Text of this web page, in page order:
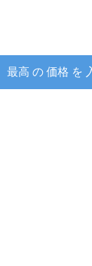
最高 の 価格 を